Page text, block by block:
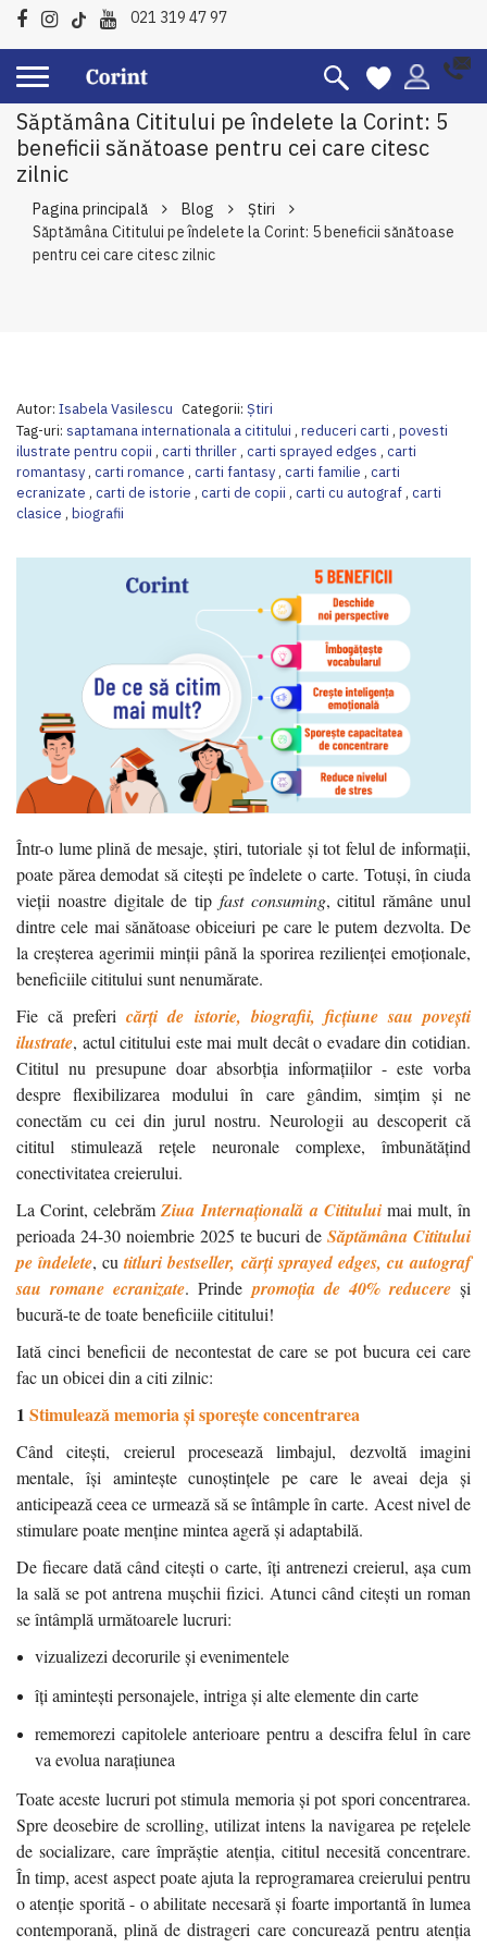
021 319 47 97
Săptămâna Cititului pe îndelete la Corint: 5
beneficii sănătoase pentru cei care citesc
zilnic
Pagina principală Blog
Ştiri
Săptămâna Cititului pe îndelete la Corint: 5 beneficii sănătoase
pentru cei care citesc zilnic
Autor: Isabela Vasilescu Categorii: Ştiri
Tag-uri: saptamana internationala a cititului , reduceri carti , povesti
ilustrate pentru copii , carti thriller, carti sprayed edges , carti
romantasy, carti romance , carti fantasy, carti familie , carti
ecranizate , carti de istorie , carti de copii , carti cu autograf, carti
clasice , biografii
Într-o lume plină de mesaje, știri, tutoriale și tot felul de informații,
poate părea demodat să citești pe îndelete o carte. Totuși, în ciuda
vieții noastre digitale de tip fast consuming, cititul rămâne unul
dintre cele mai sănătoase obiceiuri pe care le putem dezvolta. De
la creșterea agerimii minții până la sporirea rezilienței emoționale,
beneficiile cititului sunt nenumărate.
Fie că prefericărți de istorie, biografii, ficțiune sau povești
ilustrate, actul cititului este mai mult decât o evadare din cotidian.
Cititul nu presupune doar absorbția informațiilor - este vorba
despre flexibilizarea modului în care gândim, simțim și ne
conectăm cu cei din jurul nostru. Neurologii au descoperit că
cititul stimulează rețele neuronale complexe, îmbunătățind
conectivitatea creierului.
La Corint, celebrămZiua Internațională a Citituluimai mult, în
perioada 24-30 noiembrie 2025 te bucuri deSăptămâna Cititului
pe îndelete, cutitluri bestseller, cărți sprayed edges, cu autograf
sau romane ecranizate. Prinde promoția de 40% reducereși
bucură-te de toate beneficiile cititului!
Iată cinci beneficii de necontestat de care se pot bucura cei care
fac un obicei din a citi zilnic:
1 Stimulează memoria și sporește concentrarea
Când citești, creierul procesează limbajul, dezvoltă imagini
mentale, își amintește cunoștințele pe care le aveai deja și
anticipează ceea ce urmează să se întâmple în carte. Acest nivel de
stimulare poate menține mintea ageră și adaptabilă.
De fiecare dată când citești o carte, îți antrenezi creierul, așa cum
la sală se pot antrena mușchii fizici. Atunci când citești un roman
se întâmplă următoarele lucruri:
vizualizezi decorurile și evenimentele
îți amintești personajele, intriga și alte elemente din carte
rememorezi capitolele anterioare pentru a descifra felul în care
va evolua narațiunea
Toate aceste lucruri pot stimula memoria și pot spori concentrarea.
Spre deosebire de scrolling, utilizat intens la navigarea pe rețelele
de socializare, care împrăștie atenția, cititul necesită concentrare.
În timp, acest aspect poate ajuta la reprogramarea creierului pentru
o atenție sporită - o abilitate necesară și foarte importantă în lumea
contemporană, plină de distrageri care concurează pentru atenția